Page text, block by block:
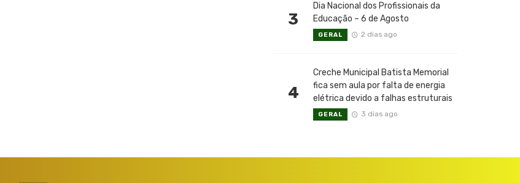
3
Dia Nacional dos Profissionais da
Educação – 6 de Agosto
GERAL 2 dias ago
4
Creche Municipal Batista Memorial
fica sem aula por falta de energia
elétrica devido a falhas estruturais
GERAL 3 dias ago